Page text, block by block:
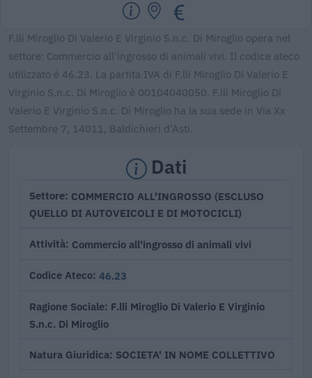
F.lli Miroglio Di Valerio E Virginio S.n.c. Di Miroglio opera nel
settore: Commercio all'ingrosso di animali vivi. Il codice ateco
utilizzato è 46.23. La partita IVA di F.lli Miroglio Di Valerio E
Virginio S.n.c. Di Miroglio è 00104040050. F.lli Miroglio Di
Valerio E Virginio S.n.c. Di Miroglio ha la sua sede in Via Xx
Settembre 7, 14011, Baldichieri d'Asti.
Dati
Settore COMMERCIO ALL'INGROSSO (ESCLUSO
QUELLO DI AUTOVEICOLI E DI MOTOCICLI)
Attività Commercio all'ingrosso di animali vivi
Codice Ateco 46.23
Ragione Sociale F.lli Miroglio Di Valerio E Virginio
S.n.c. Di Miroglio
Natura Giuridica SOCIETA' IN NOME COLLETTIVO